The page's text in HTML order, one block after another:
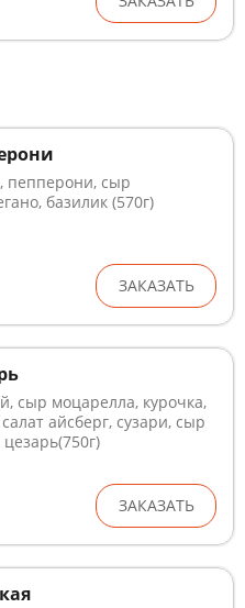
пепперони, сыр
базилик (570г)
ЗАКАЗАТЬ
сыр моцарелла, курочка,
айсберг, сузари, сыр
ЗАКАЗАТЬ